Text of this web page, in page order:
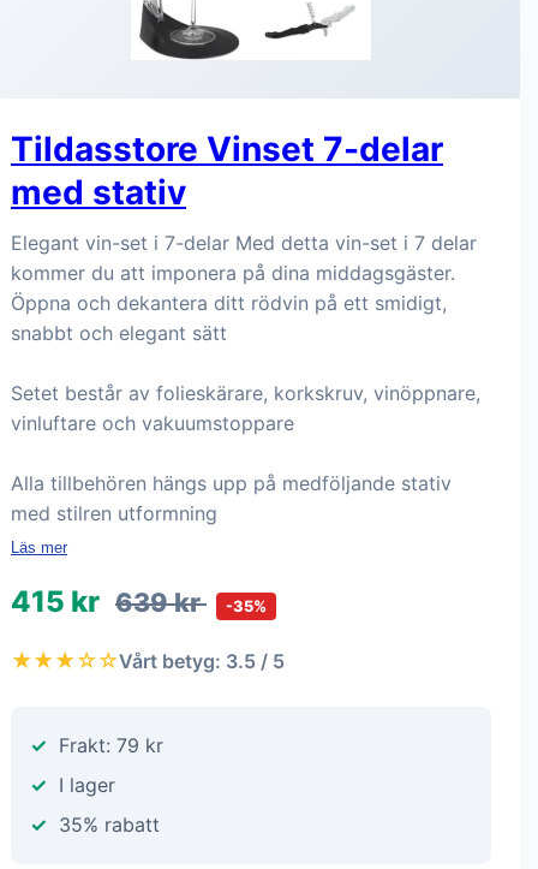
Tildasstore Vinset 7-delar
med stativ
Elegant vin-set i 7-delar Med detta vin-set i 7 delar
kommer du att imponera på dina middagsgäster.
Öppna och dekantera ditt rödvin på ett smidigt,
snabbt och elegant sätt
Setet består av folieskärare, korkskruv, vinöppnare,
vinluftare och vakuumstoppare
Alla tillbehören hängs upp på medföljande stativ
med stilren utformning
Läs mer
415 kr 639 kr -35%
★★★☆☆Vårt betyg: 3.5 / 5
Frakt: 79 kr
I lager
35% rabatt